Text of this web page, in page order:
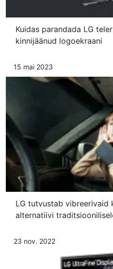
Kuidas parandada LG
kinnijäänud logoekraani
15 mai 2023
LG tutvustab vibreerivaid
alternatiivi
23 nov. 2022